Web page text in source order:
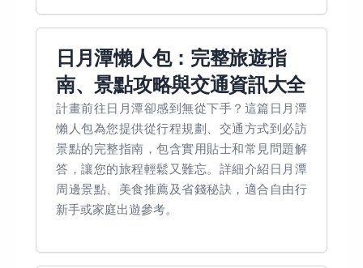
日月潭懶人包：完整旅遊指
南、景點攻略與交通資訊大全
計畫前往日月潭卻感到無從下手？這篇日月潭
懶人包為您提供從行程規劃、交通方式到必訪
景點的完整指南，包含實用貼士和常見問題解
答，讓您的旅程輕鬆又難忘。詳細介紹日月潭
周邊景點、美食推薦及省錢秘訣，適合自由行
新手或家庭出遊參考。